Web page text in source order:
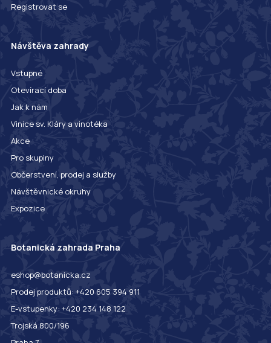
Registrovat se
Návštěva zahrady
Vstupné
Otevírací doba
Jak k nám
Vinice sv. Kláry a vinotéka
Akce
Pro skupiny
Občerstvení, prodej a služby
Návštěvnické okruhy
Expozice
Botanická zahrada Praha
eshop@botanicka.cz
Prodej produktů: +420 605 394 911
E-vstupenky: +420 234 148 122
Trojská 800/196